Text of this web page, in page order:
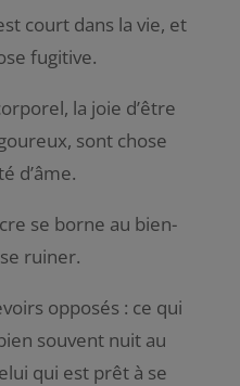
court dans la vie, et
fugitive.
la joie d’être
sont chose
d’âme.
se borne au bien-
ruiner.
opposés : ce qui
souvent nuit au
qui est prêt à se